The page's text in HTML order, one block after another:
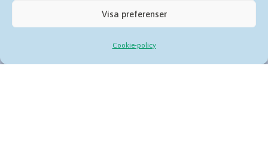
Visa preferenser
Cookie-policy